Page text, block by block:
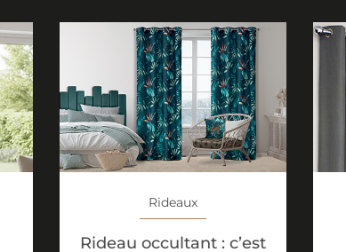
Rideaux
Rideau occultant : c’est